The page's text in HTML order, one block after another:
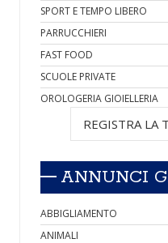
SPORT E TEMPO LIBERO
PARRUCCHIERI
FAST FOOD
SCUOLE PRIVATE
OROLOGERIA GIOIELLERIA
REGISTRA LA
ANNUNCI
ABBIGLIAMENTO
ANIMALI